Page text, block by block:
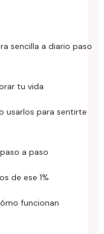
sencilla a diario paso
tu vida
usarlos para sentirte
a paso
de ese 1%
funcionan